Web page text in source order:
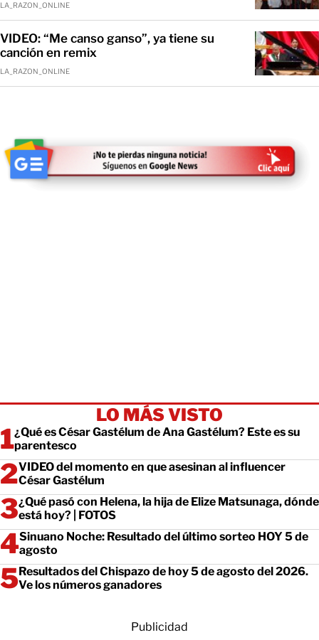
LA_RAZON_ONLINE
VIDEO: “Me canso ganso”, ya tiene su
canción en remix
LA_RAZON_ONLINE
LO MÁS VISTO
¿Qué es César Gastélum de Ana Gastélum? Este es su
parentesco
VIDEO del momento en que asesinan al influencer
César Gastélum
¿Qué pasó con Helena, la hija de Elize Matsunaga, dónde
está hoy? | FOTOS
Sinuano Noche: Resultado del último sorteo HOY 5 de
agosto
Resultados del Chispazo de hoy 5 de agosto del 2026.
Ve los números ganadores
Publicidad